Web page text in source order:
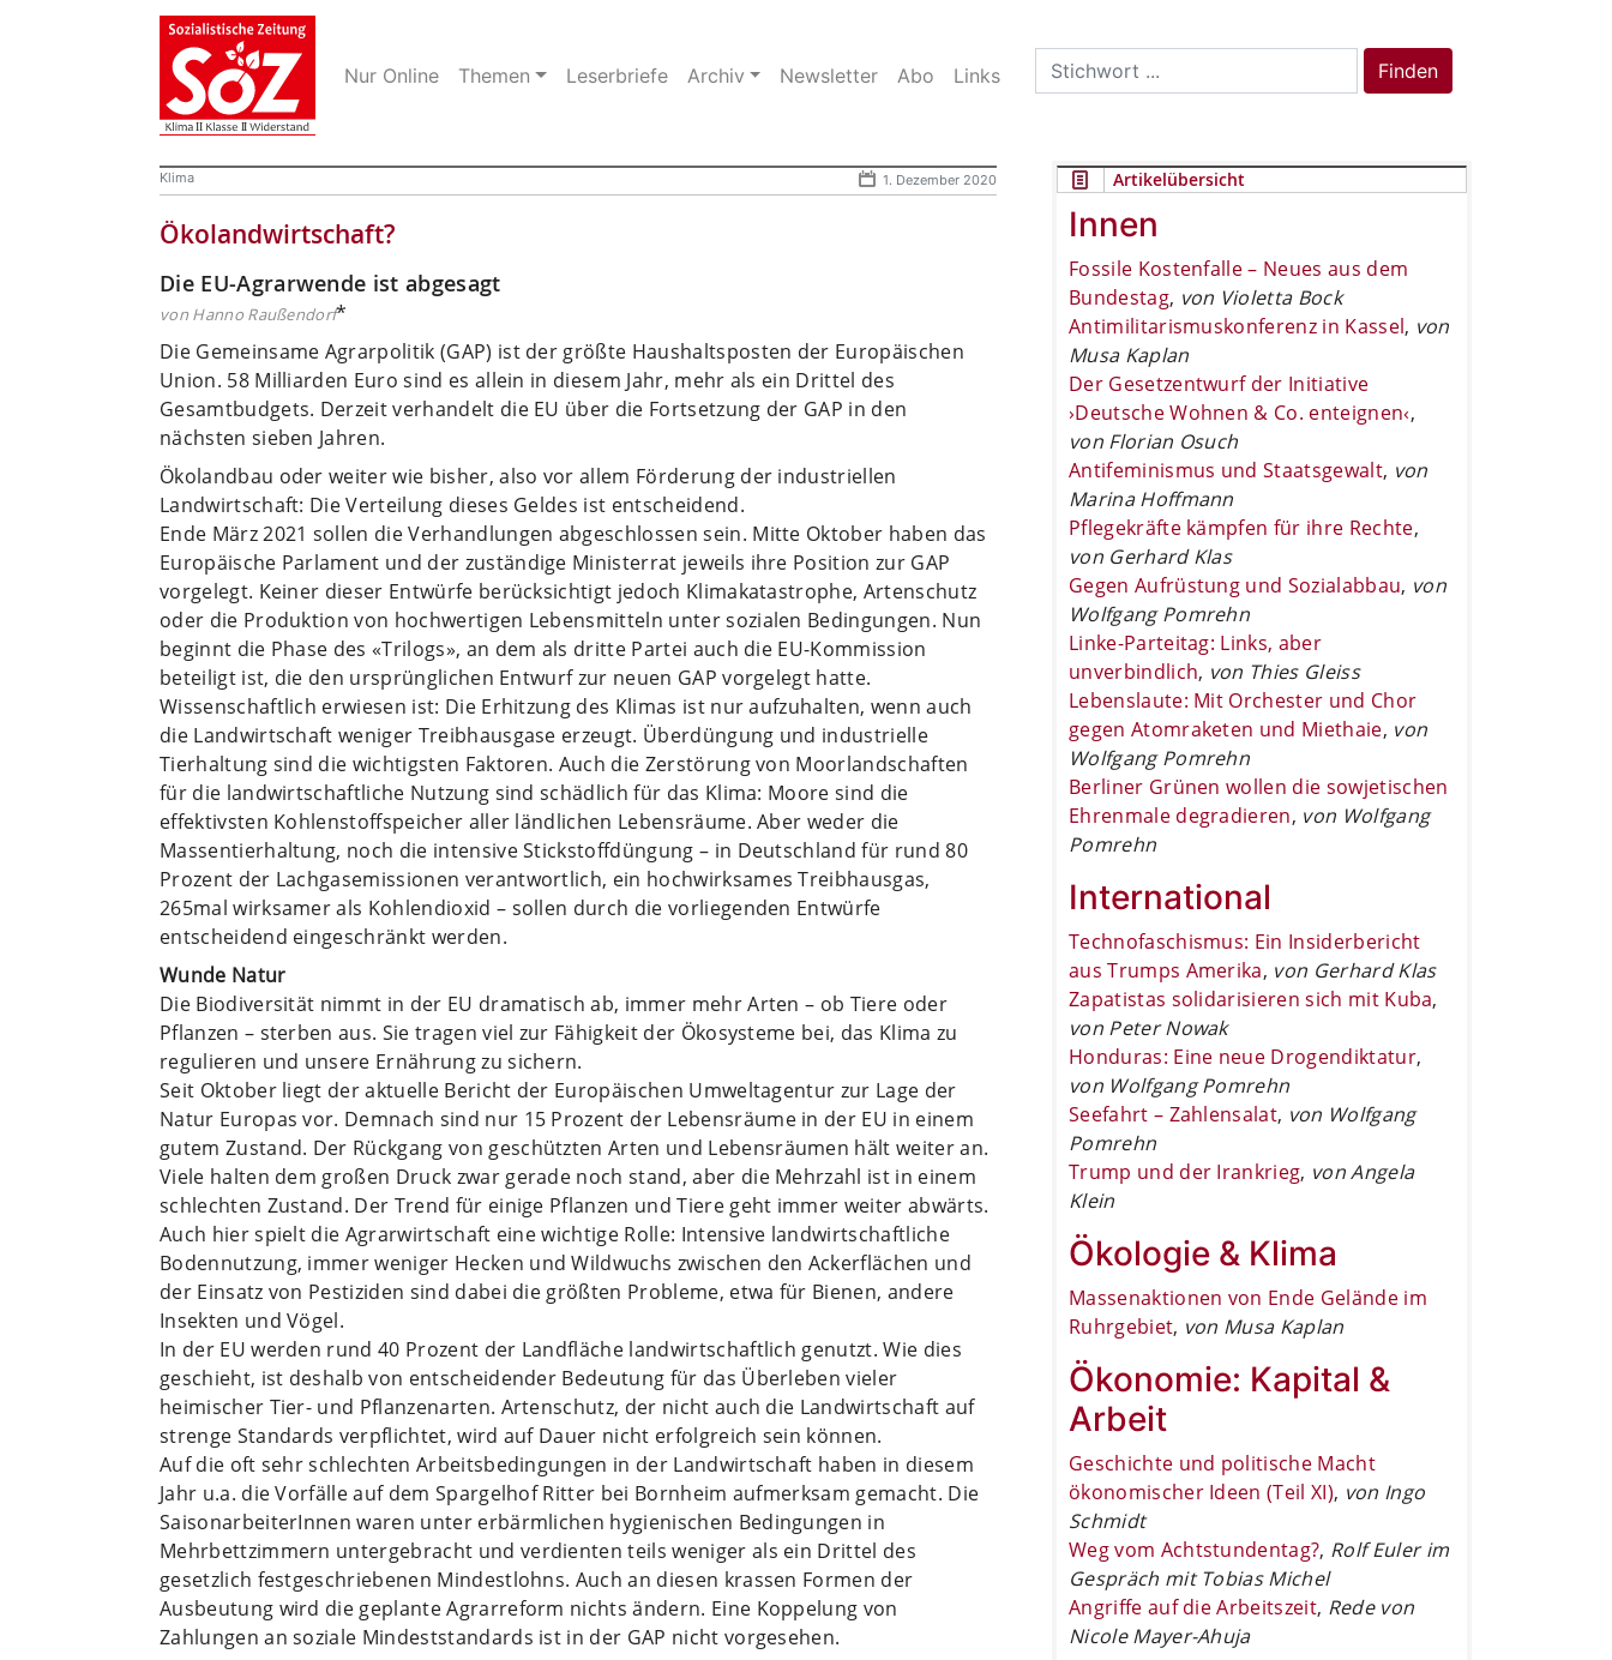
Nur Online Themen Leserbriefe Archiv Newsletter Abo Links
Search
for:
Finden
Klima 1. Dezember 2020
Ökolandwirtschaft?
Die EU-Agrarwende ist abgesagt
von Hanno Raußendorf*
Die Gemeinsame Agrarpolitik (GAP) ist der größte Haushaltsposten der Europäischen
Union. 58 Milliarden Euro sind es allein in diesem Jahr, mehr als ein Drittel des
Gesamtbudgets. Derzeit verhandelt die EU über die Fortsetzung der GAP in den
nächsten sieben Jahren.
Ökolandbau oder weiter wie bisher, also vor allem Förderung der industriellen
Landwirtschaft: Die Verteilung dieses Geldes ist entscheidend.
Ende März 2021 sollen die Verhandlungen abgeschlossen sein. Mitte Oktober haben das
Europäische Parlament und der zuständige Ministerrat jeweils ihre Position zur GAP
vorgelegt. Keiner dieser Entwürfe berücksichtigt jedoch Klimakatastrophe, Artenschutz
oder die Produktion von hochwertigen Lebensmitteln unter sozialen Bedingungen. Nun
beginnt die Phase des «Trilogs», an dem als dritte Partei auch die EU-Kommission
beteiligt ist, die den ursprünglichen Entwurf zur neuen GAP vorgelegt hatte.
Wissenschaftlich erwiesen ist: Die Erhitzung des Klimas ist nur aufzuhalten, wenn auch
die Landwirtschaft weniger Treibhausgase erzeugt. Überdüngung und industrielle
Tierhaltung sind die wichtigsten Faktoren. Auch die Zerstörung von Moorlandschaften
für die landwirtschaftliche Nutzung sind schädlich für das Klima: Moore sind die
effektivsten Kohlenstoffspeicher aller ländlichen Lebensräume. Aber weder die
Massentierhaltung, noch die intensive Stickstoffdüngung – in Deutschland für rund 80
Prozent der Lachgasemissionen verantwortlich, ein hochwirksames Treibhausgas,
265mal wirksamer als Kohlendioxid – sollen durch die vorliegenden Entwürfe
entscheidend eingeschränkt werden.
Wunde Natur
Die Biodiversität nimmt in der EU dramatisch ab, immer mehr Arten – ob Tiere oder
Pflanzen – sterben aus. Sie tragen viel zur Fähigkeit der Ökosysteme bei, das Klima zu
regulieren und unsere Ernährung zu sichern.
Seit Oktober liegt der aktuelle Bericht der Europäischen Umweltagentur zur Lage der
Natur Europas vor. Demnach sind nur 15 Prozent der Lebensräume in der EU in einem
gutem Zustand. Der Rückgang von geschützten Arten und Lebensräumen hält weiter an.
Viele halten dem großen Druck zwar gerade noch stand, aber die Mehrzahl ist in einem
schlechten Zustand. Der Trend für einige Pflanzen und Tiere geht immer weiter abwärts.
Auch hier spielt die Agrarwirtschaft eine wichtige Rolle: Intensive landwirtschaftliche
Bodennutzung, immer weniger Hecken und Wildwuchs zwischen den Ackerflächen und
der Einsatz von Pestiziden sind dabei die größten Probleme, etwa für Bienen, andere
Insekten und Vögel.
In der EU werden rund 40 Prozent der Landfläche landwirtschaftlich genutzt. Wie dies
geschieht, ist deshalb von entscheidender Bedeutung für das Überleben vieler
heimischer Tier- und Pflanzenarten. Artenschutz, der nicht auch die Landwirtschaft auf
strenge Standards verpflichtet, wird auf Dauer nicht erfolgreich sein können.
Auf die oft sehr schlechten Arbeitsbedingungen in der Landwirtschaft haben in diesem
Jahr u.a. die Vorfälle auf dem Spargelhof Ritter bei Bornheim aufmerksam gemacht. Die
SaisonarbeiterInnen waren unter erbärmlichen hygienischen Bedingungen in
Mehrbettzimmern untergebracht und verdienten teils weniger als ein Drittel des
gesetzlich festgeschriebenen Mindestlohns. Auch an diesen krassen Formen der
Ausbeutung wird die geplante Agrarreform nichts ändern. Eine Koppelung von
Zahlungen an soziale Mindeststandards ist in der GAP nicht vorgesehen.
Artikelübersicht
Innen
Fossile Kostenfalle – Neues aus dem
Bundestag, von Violetta Bock
Antimilitarismuskonferenz in Kassel, von
Musa Kaplan
Der Gesetzentwurf der Initiative
›Deutsche Wohnen & Co. enteignen‹,
von Florian Osuch
Antifeminismus und Staatsgewalt, von
Marina Hoffmann
Pflegekräfte kämpfen für ihre Rechte,
von Gerhard Klas
Gegen Aufrüstung und Sozialabbau, von
Wolfgang Pomrehn
Linke-Parteitag: Links, aber
unverbindlich, von Thies Gleiss
Lebenslaute: Mit Orchester und Chor
gegen Atomraketen und Miethaie, von
Wolfgang Pomrehn
Berliner Grünen wollen die sowjetischen
Ehrenmale degradieren, von Wolfgang
Pomrehn
International
Technofaschismus: Ein Insiderbericht
aus Trumps Amerika, von Gerhard Klas
Zapatistas solidarisieren sich mit Kuba,
von Peter Nowak
Honduras: Eine neue Drogendiktatur,
von Wolfgang Pomrehn
Seefahrt – Zahlensalat, von Wolfgang
Pomrehn
Trump und der Irankrieg, von Angela
Klein
Ökologie & Klima
Massenaktionen von Ende Gelände im
Ruhrgebiet, von Musa Kaplan
Ökonomie: Kapital &
Arbeit
Geschichte und politische Macht
ökonomischer Ideen (Teil XI), von Ingo
Schmidt
Weg vom Achtstundentag?, Rolf Euler im
Gespräch mit Tobias Michel
Angriffe auf die Arbeitszeit, Rede von
Nicole Mayer-Ahuja